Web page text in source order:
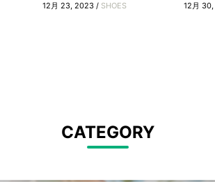
12月 23, 2023 / SHOES 12月
CATEGORY